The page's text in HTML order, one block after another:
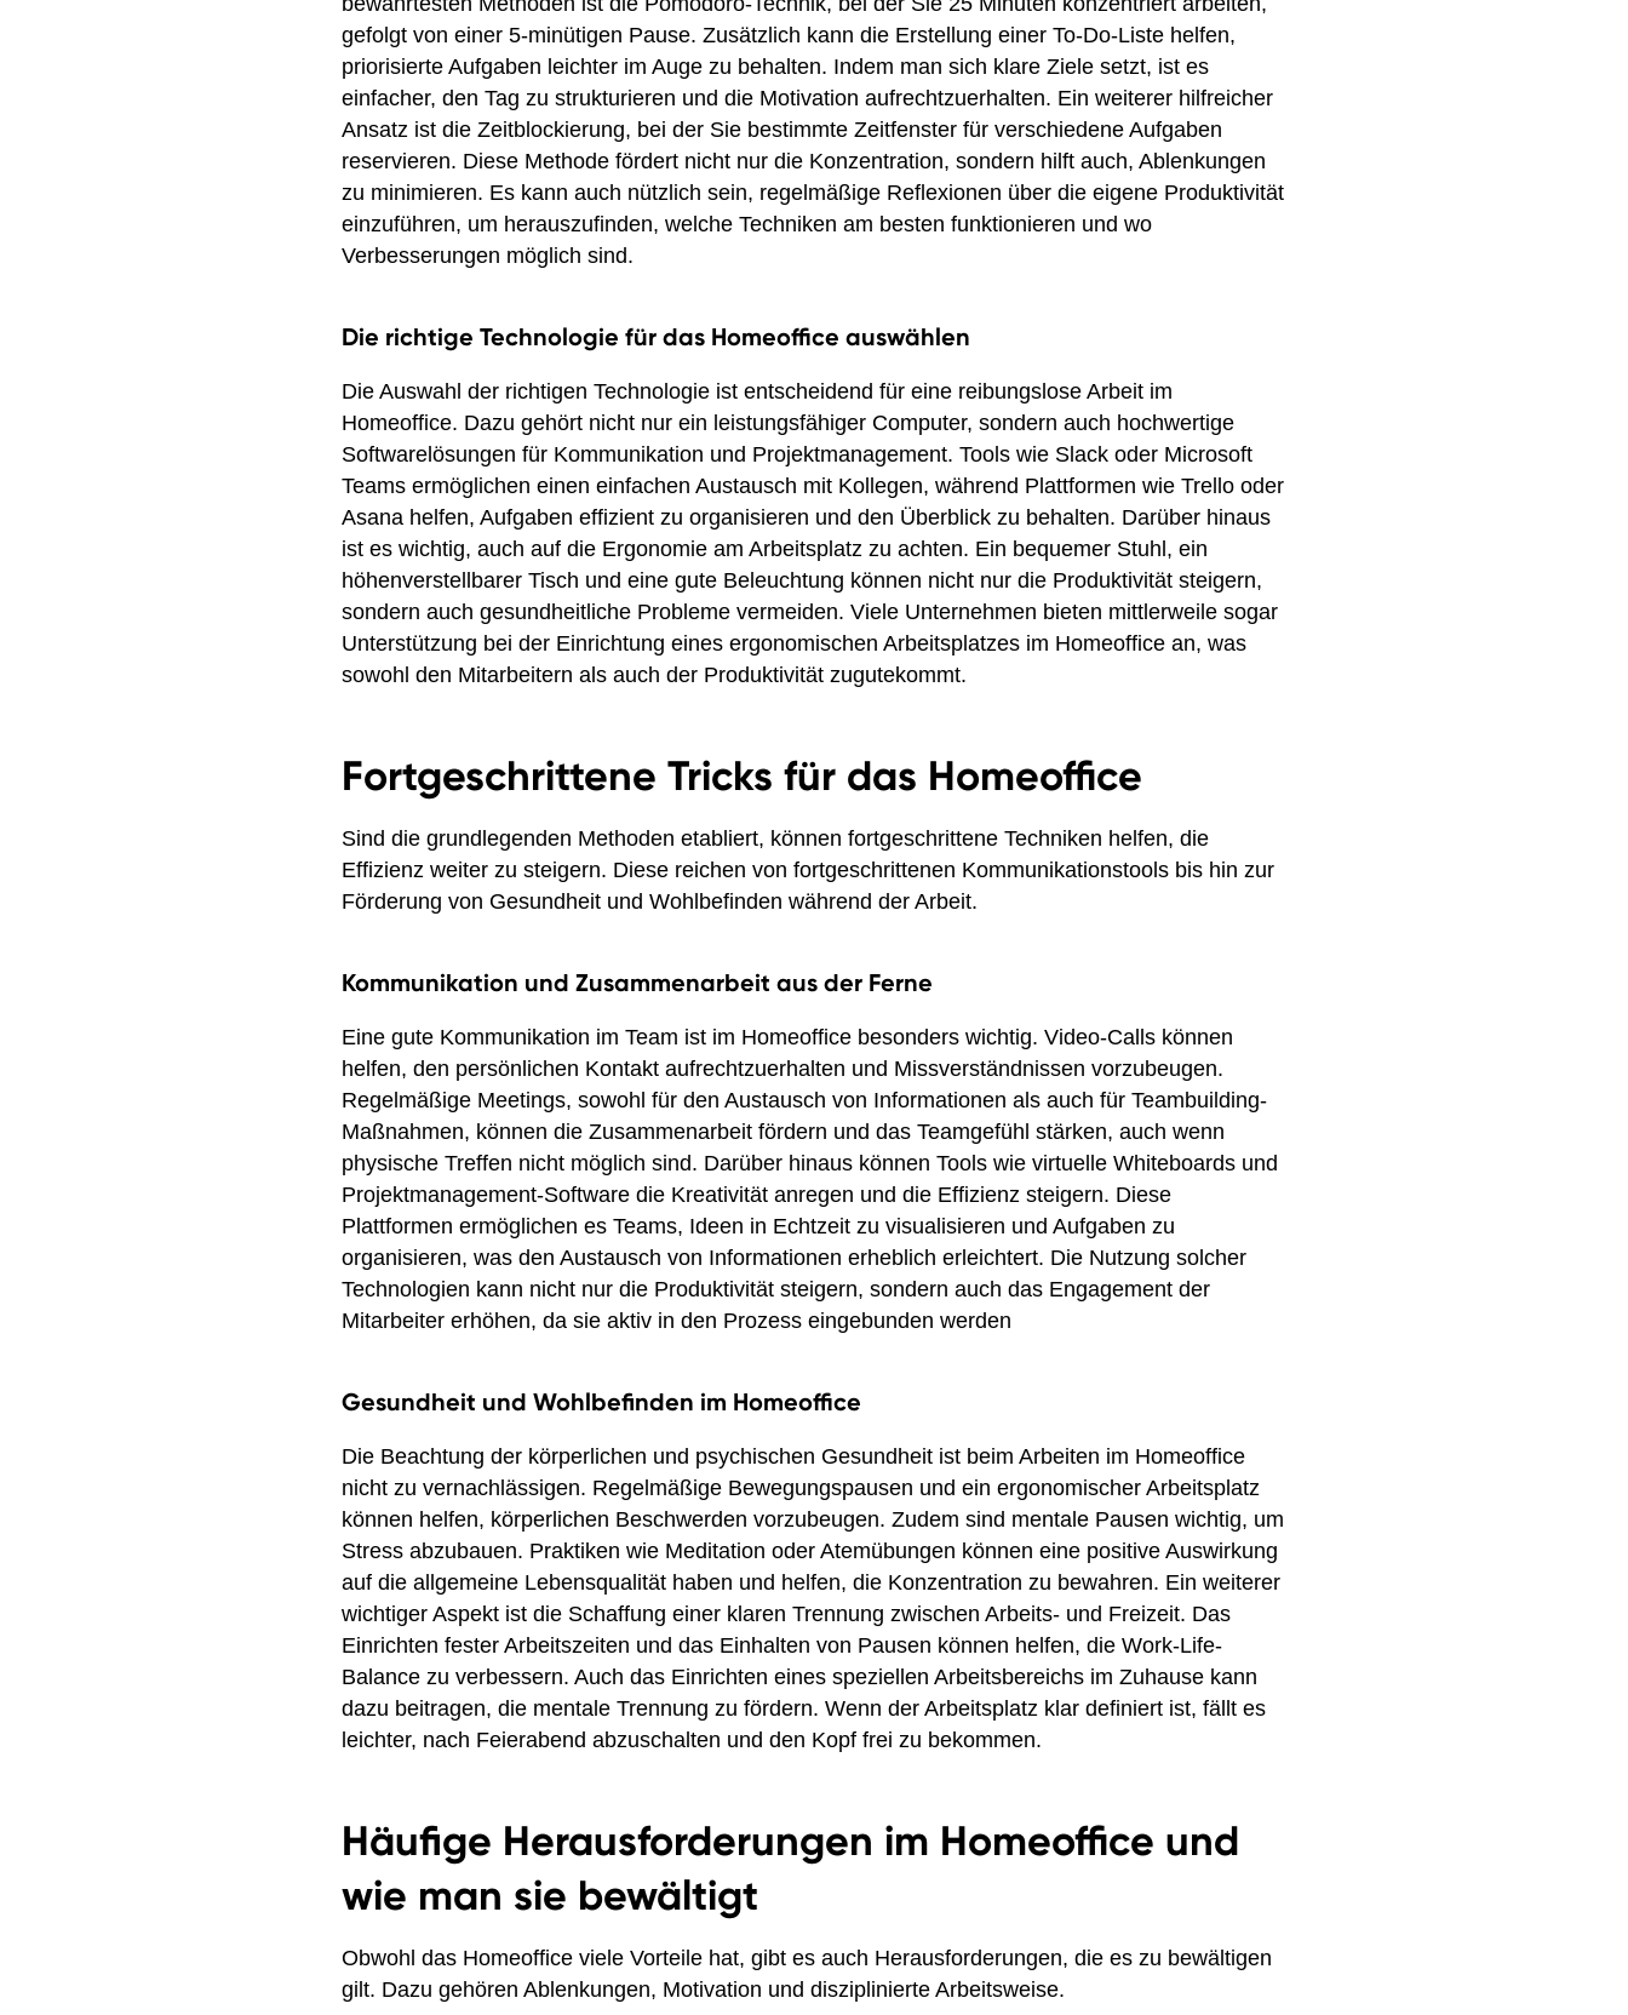
gefolgt von einer 5-minütigen Pause. Zusätzlich kann die Erstellung einer To-Do-Liste helfen,
priorisierte Aufgaben leichter im Auge zu behalten. Indem man sich klare Ziele setzt, ist es
einfacher, den Tag zu strukturieren und die Motivation aufrechtzuerhalten. Ein weiterer hilfreicher
Ansatz ist die Zeitblockierung, bei der Sie bestimmte Zeitfenster für verschiedene Aufgaben
reservieren. Diese Methode fördert nicht nur die Konzentration, sondern hilft auch, Ablenkungen
zu minimieren. Es kann auch nützlich sein, regelmäßige Reflexionen über die eigene Produktivität
einzuführen, um herauszufinden, welche Techniken am besten funktionieren und wo
Verbesserungen möglich sind.
Die richtige Technologie für das Homeoffice auswählen
Die Auswahl der richtigen Technologie ist entscheidend für eine reibungslose Arbeit im
Homeoffice. Dazu gehört nicht nur ein leistungsfähiger Computer, sondern auch hochwertige
Softwarelösungen für Kommunikation und Projektmanagement. Tools wie Slack oder Microsoft
Teams ermöglichen einen einfachen Austausch mit Kollegen, während Plattformen wie Trello oder
Asana helfen, Aufgaben effizient zu organisieren und den Überblick zu behalten. Darüber hinaus
ist es wichtig, auch auf die Ergonomie am Arbeitsplatz zu achten. Ein bequemer Stuhl, ein
höhenverstellbarer Tisch und eine gute Beleuchtung können nicht nur die Produktivität steigern,
sondern auch gesundheitliche Probleme vermeiden. Viele Unternehmen bieten mittlerweile sogar
Unterstützung bei der Einrichtung eines ergonomischen Arbeitsplatzes im Homeoffice an, was
sowohl den Mitarbeitern als auch der Produktivität zugutekommt.
Fortgeschrittene Tricks für das Homeoffice
Sind die grundlegenden Methoden etabliert, können fortgeschrittene Techniken helfen, die
Effizienz weiter zu steigern. Diese reichen von fortgeschrittenen Kommunikationstools bis hin zur
Förderung von Gesundheit und Wohlbefinden während der Arbeit.
Kommunikation und Zusammenarbeit aus der Ferne
Eine gute Kommunikation im Team ist im Homeoffice besonders wichtig. Video-Calls können
helfen, den persönlichen Kontakt aufrechtzuerhalten und Missverständnissen vorzubeugen.
Regelmäßige Meetings, sowohl für den Austausch von Informationen als auch für Teambuilding-
Maßnahmen, können die Zusammenarbeit fördern und das Teamgefühl stärken, auch wenn
physische Treffen nicht möglich sind. Darüber hinaus können Tools wie virtuelle Whiteboards und
Projektmanagement-Software die Kreativität anregen und die Effizienz steigern. Diese
Plattformen ermöglichen es Teams, Ideen in Echtzeit zu visualisieren und Aufgaben zu
organisieren, was den Austausch von Informationen erheblich erleichtert. Die Nutzung solcher
Technologien kann nicht nur die Produktivität steigern, sondern auch das Engagement der
Mitarbeiter erhöhen, da sie aktiv in den Prozess eingebunden werden
Gesundheit und Wohlbefinden im Homeoffice
Die Beachtung der körperlichen und psychischen Gesundheit ist beim Arbeiten im Homeoffice
nicht zu vernachlässigen. Regelmäßige Bewegungspausen und ein ergonomischer Arbeitsplatz
können helfen, körperlichen Beschwerden vorzubeugen. Zudem sind mentale Pausen wichtig, um
Stress abzubauen. Praktiken wie Meditation oder Atemübungen können eine positive Auswirkung
auf die allgemeine Lebensqualität haben und helfen, die Konzentration zu bewahren. Ein weiterer
wichtiger Aspekt ist die Schaffung einer klaren Trennung zwischen Arbeits- und Freizeit. Das
Einrichten fester Arbeitszeiten und das Einhalten von Pausen können helfen, die Work-Life-
Balance zu verbessern. Auch das Einrichten eines speziellen Arbeitsbereichs im Zuhause kann
dazu beitragen, die mentale Trennung zu fördern. Wenn der Arbeitsplatz klar definiert ist, fällt es
leichter, nach Feierabend abzuschalten und den Kopf frei zu bekommen.
Häufige Herausforderungen im Homeoffice und
wie man sie bewältigt
Obwohl das Homeoffice viele Vorteile hat, gibt es auch Herausforderungen, die es zu bewältigen
gilt. Dazu gehören Ablenkungen, Motivation und disziplinierte Arbeitsweise.